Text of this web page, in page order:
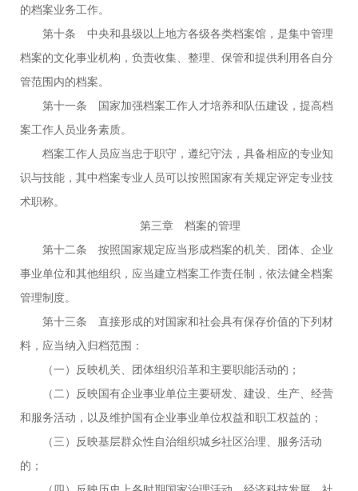
的档案业务工作。
第十条 中央和县级以上地方各级各类档案馆，是集中管理
档案的文化事业机构，负责收集、整理、保管和提供利用各自分
管范围内的档案。
第十一条 国家加强档案工作人才培养和队伍建设，提高档
案工作人员业务素质。
档案工作人员应当忠于职守，遵纪守法，具备相应的专业知
识与技能，其中档案专业人员可以按照国家有关规定评定专业技
术职称。
第三章 档案的管理
第十二条 按照国家规定应当形成档案的机关、团体、企业
事业单位和其他组织，应当建立档案工作责任制，依法健全档案
管理制度。
第十三条 直接形成的对国家和社会具有保存价值的下列材
料，应当纳入归档范围：
（一）反映机关、团体组织沿革和主要职能活动的；
（二）反映国有企业事业单位主要研发、建设、生产、经营
和服务活动，以及维护国有企业事业单位权益和职工权益的；
（三）反映基层群众性自治组织城乡社区治理、服务活动
的；